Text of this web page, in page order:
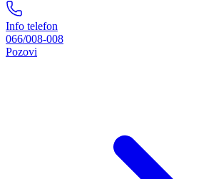
Info telefon
066/008-008
Pozovi